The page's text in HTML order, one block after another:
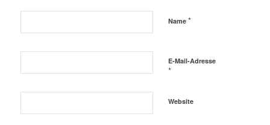
Name *
E-Mail-Adresse
*
Website